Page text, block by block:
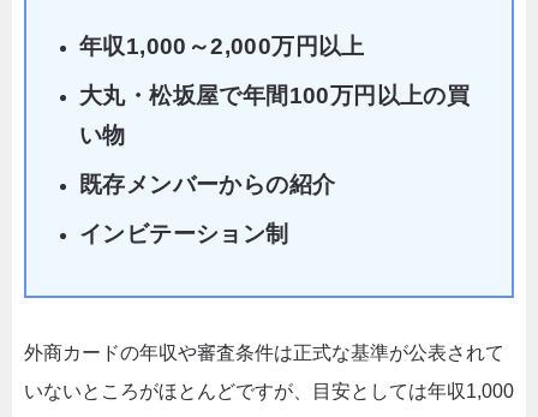
年収1,000～2,000万円以上
大丸・松坂屋で年間100万円以上の買
い物
既存メンバーからの紹介
インビテーション制
外商カードの年収や審査条件は正式な基準が公表されて
いないところがほとんどですが、目安としては年収1,000